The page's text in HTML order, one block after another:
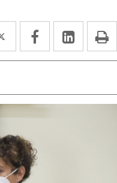
Twitter
Enlace
a
aplicación
externa.
Facebook
Enlace
a
aplicación
externa.
Enlace
a